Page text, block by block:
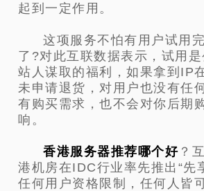
起到一定作用。
这项服务不怕有用户试用
了?对此互联数据表示，试用
站人谋取的福利，如果拿到IP
未申请退货，对用户也没有任
有购买需求，也不会对你后期
响。
香港服务器推荐哪个好 ？
港机房在IDC行业率先推出“先
任何用户资格限制，任何人皆